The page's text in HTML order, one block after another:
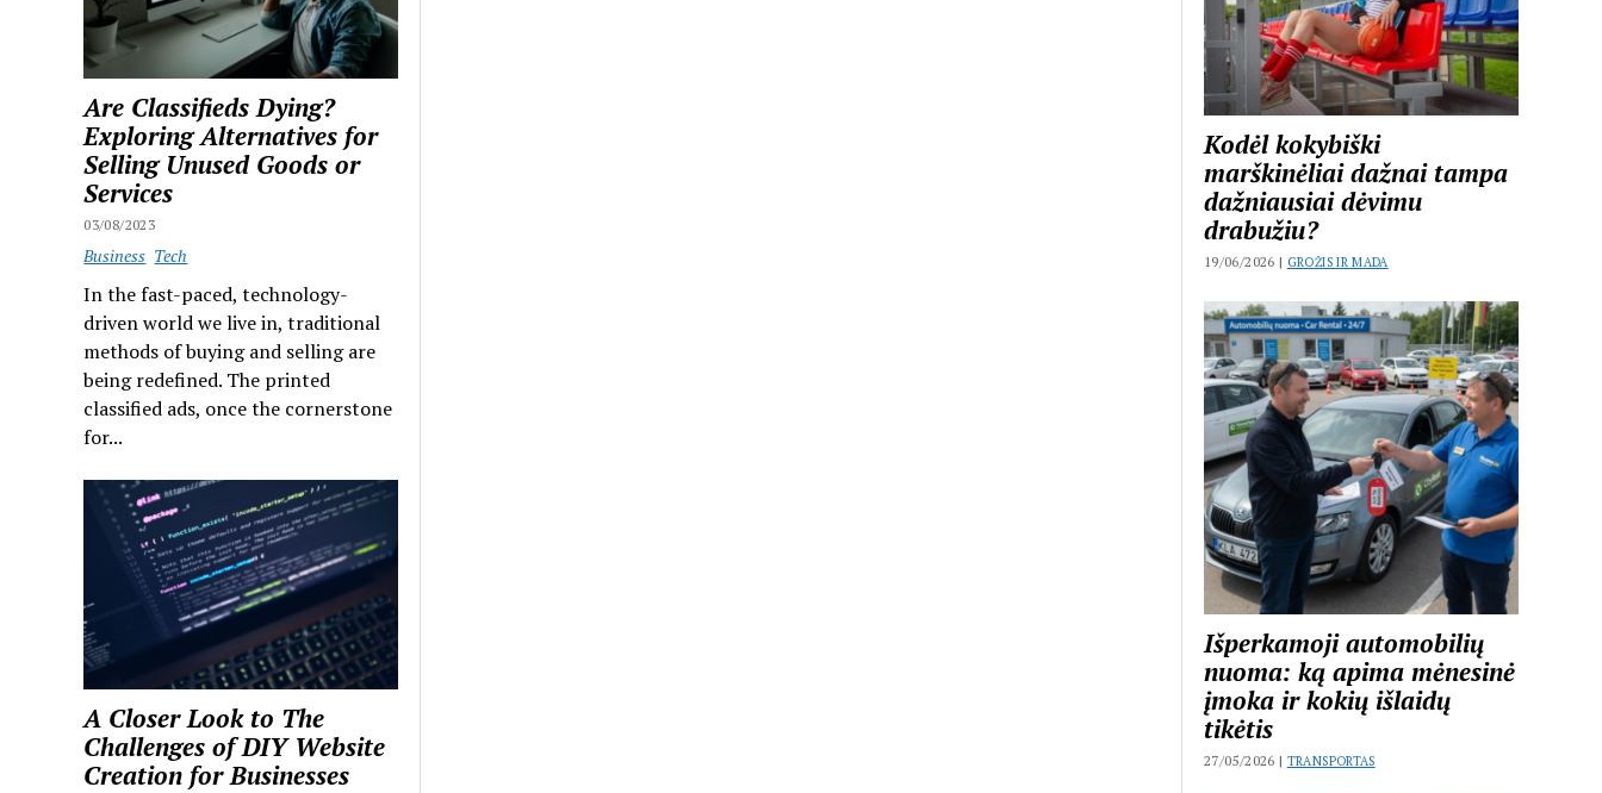
Are Classifieds Dying?
Exploring Alternatives for
Selling Unused Goods or
Services
03/08/2023
Business Tech
In the fast-paced, technology-
driven world we live in, traditional
methods of buying and selling are
being redefined. The printed
classified ads, once the cornerstone
for...
A Closer Look to The
Challenges of DIY Website
Creation for Businesses
Kodėl kokybiški
marškinėliai dažnai tampa
dažniausiai dėvimu
drabužiu?
19/06/2026 | GROŽIS IR MADA
Išperkamoji automobilių
nuoma: ką apima mėnesinė
įmoka ir kokių išlaidų
tikėtis
27/05/2026 | TRANSPORTAS